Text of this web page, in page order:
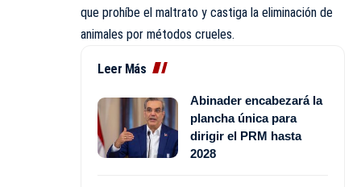
que prohíbe el maltrato y castiga la eliminación de
animales por métodos crueles.
Leer Más
Abinader encabezará la
plancha única para
dirigir el PRM hasta
2028